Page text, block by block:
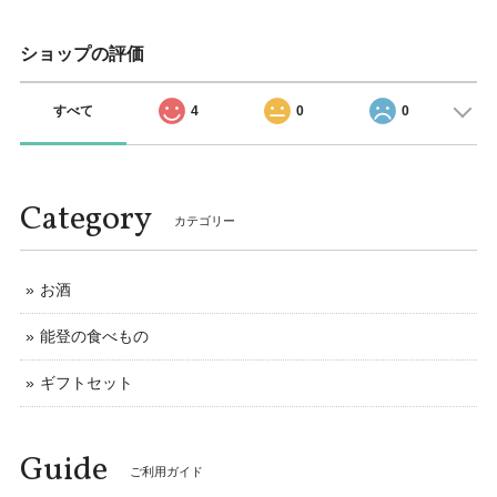
ショップの評価
すべて 4 0 0
Category カテゴリー
お酒
能登の食べもの
ギフトセット
Guide ご利用ガイド